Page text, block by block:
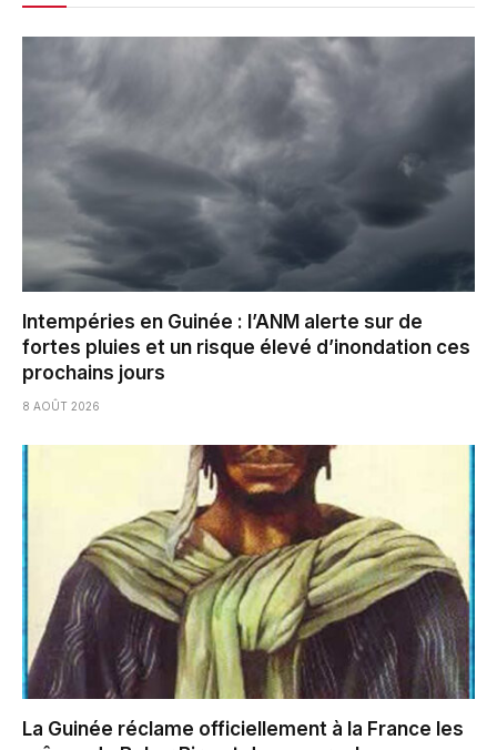
Intempéries en Guinée : l’ANM alerte sur de
fortes pluies et un risque élevé d’inondation ces
prochains jours
8 AOÛT 2026
La Guinée réclame officiellement à la France les